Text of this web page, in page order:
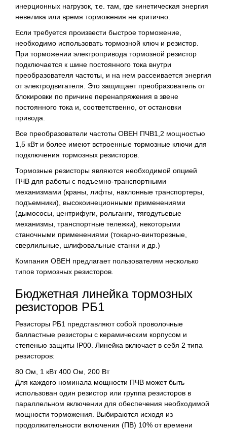
инерционных нагрузок, т.е. там, где кинетическая энергия
невелика или время торможения не критично.
Если требуется произвести быстрое торможение,
необходимо использовать тормозной ключ и резистор.
При торможении электропривода тормозной резистор
подключается к шине постоянного тока внутри
преобразователя частоты, и на нем рассеивается энергия
от электродвигателя. Это защищает преобразователь от
блокировки по причине перенапряжения в звене
постоянного тока и, соответственно, от остановки
привода.
Все преобразователи частоты ОВЕН ПЧВ1,2 мощностью
1,5 кВт и более имеют встроенные тормозные ключи для
подключения тормозных резисторов.
Тормозные резисторы являются необходимой опцией
ПЧВ для работы с подъемно-транспортными
механизмами (краны, лифты, наклонные транспортеры,
подъемники), высокоинеционными применениями
(дымососы, центрифуги, рольганги, тягодутьевые
механизмы, транспортные тележки), некоторыми
станочными применениями (токарно-винторезные,
сверлильные, шлифовальные станки и др.)
Компания ОВЕН предлагает пользователям несколько
типов тормозных резисторов.
Бюджетная линейка тормозных
резисторов РБ1
Резисторы РБ1 представляют собой проволочные
балластные резисторы с керамическим корпусом и
степенью защиты IP00. Линейка включает в себя 2 типа
резисторов:
80 Ом, 1 кВт 400 Ом, 200 Вт
Для каждого номинала мощности ПЧВ может быть
использован один резистор или группа резисторов в
параллельном включении для обеспечения необходимой
мощности торможения. Выбираются исходя из
продолжительности включения (ПВ) 10% от времени